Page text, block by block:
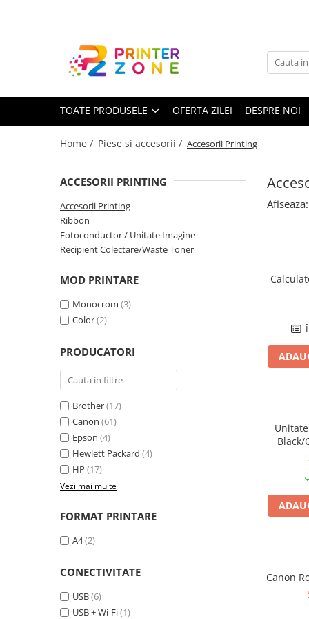
Toate Produsele
Imprimante cu jet
Imprimante etichete
Imprimante termice
Imprimante matriciale
Accesorii multifunctionale
Piese schimb
Consumabile imprimanta
Capete imprimare
Cartuse inkjet si cerneala
Consumabile imprimanta
Tonere compatibile
Cartuse compatibile
Printare 3D
TOATE PRODUSELE OFERTA ZILEI DESPRE NOI
Home / Piese si accesorii / Accesorii Printing
ACCESORII PRINTING
Accesorii Printing
Ribbon
Fotoconductor / Unitate Imagine
Recipient Colectare/Waste Toner
MOD PRINTARE
Monocrom (3)
Color(2)
PRODUCATORI
Brother(17)
Canon (61)
Epson (4)
Hewlett Packard (4)
HP (17)
Vezi mai multe
FORMAT PRINTARE
A4(2)
CONECTIVITATE
USB(6)
USB + Wi-Fi(1)
Afiseaza:
Black/
Canon